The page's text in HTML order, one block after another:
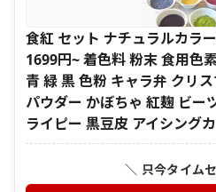
食紅 セット ナチュラルカラ
1699円~ 着色料 粉末 食用色
青 緑 黒 色粉 キャラ弁 クリ
パウダー かぼちゃ 紅麹 ビー
ライピー 黒豆皮 アイシング
＼ 只今タイム